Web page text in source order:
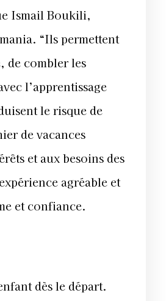
Ismail Boukili,
“Ils permettent
de combler les
l’apprentissage
le risque de
de vacances
et aux besoins des
agréable et
et confiance.
dès le départ.